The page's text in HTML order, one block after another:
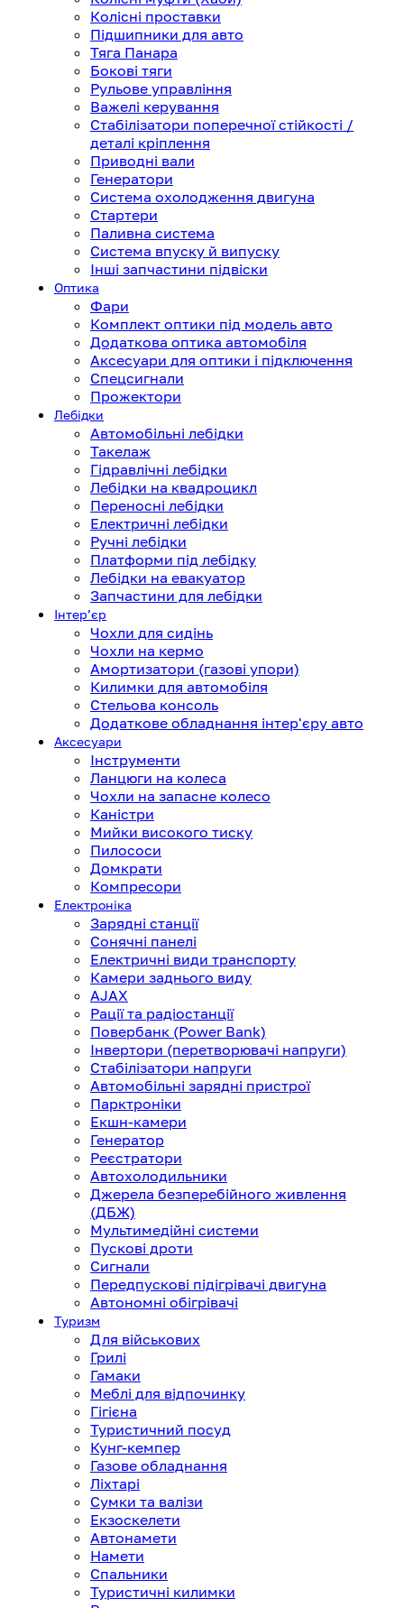
Колісні проставки
Підшипники для авто
Тяга Панара
Бокові тяги
Рульове управління
Важелі керування
Стабілізатори поперечної стійкості /
деталі кріплення
Приводні вали
Генератори
Система охолодження двигуна
Стартери
Паливна система
Система впуску й випуску
Інші запчастини підвіски
Оптика
Фари
Комплект оптики під модель авто
Додаткова оптика автомобіля
Аксесуари для оптики і підключення
Спецсигнали
Прожектори
Лебідки
Автомобільні лебідки
Такелаж
Гідравлічні лебідки
Лебідки на квадроцикл
Переносні лебідки
Електричні лебідки
Ручні лебідки
Платформи під лебідку
Лебідки на евакуатор
Запчастини для лебідки
Інтерʼєр
Чохли для сидінь
Чохли на кермо
Амортизатори (газові упори)
Килимки для автомобіля
Стельова консоль
Додаткове обладнання інтер'єру авто
Аксесуари
Інструменти
Ланцюги на колеса
Чохли на запасне колесо
Каністри
Мийки високого тиску
Пилососи
Домкрати
Компресори
Електроніка
Зарядні станції
Сонячні панелі
Електричні види транспорту
Камери заднього виду
AJAX
Рації та радіостанції
Повербанк (Power Bank)
Інвертори (перетворювачі напруги)
Стабілізатори напруги
Автомобільні зарядні пристрої
Парктроніки
Екшн-камери
Генератор
Реєстратори
Автохолодильники
Джерела безперебійного живлення
(ДБЖ)
Мультимедійні системи
Пускові дроти
Сигнали
Передпускові підігрівачі двигуна
Автономні обігрівачі
Туризм
Для військових
Грилі
Гамаки
Меблі для відпочинку
Гігієна
Туристичний посуд
Кунг-кемпер
Газове обладнання
Ліхтарі
Сумки та валізи
Екзоскелети
Автонамети
Намети
Спальники
Туристичні килимки